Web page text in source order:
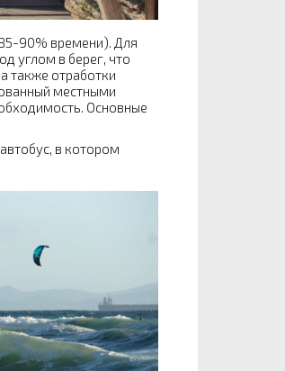
90% времени). Для
углом в берег, что
также отработки
местными
Основные
в котором